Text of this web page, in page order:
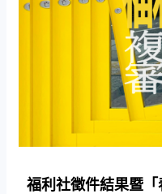
福利社徵件結果暨